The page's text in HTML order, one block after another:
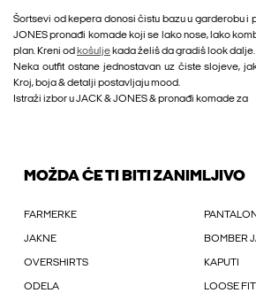
Šortsevi od kepera donosi čistu bazu u garderobu i
JONES pronađi komade koji se lako nose, lako
plan. Kreni od košulje kada želiš da gradiš look dalje.
Neka outfit ostane jednostavan uz čiste slojeve,
Kroj, boja & detalji postavljaju mood.
Istraži izbor u JACK & JONES & pronađi komade za
MOŽDA ĆE TI BITI ZANIMLJIVO
FARMERKE
JAKNE BOMBER
OVERSHIRTS KAPUTI
ODELA LOOSE